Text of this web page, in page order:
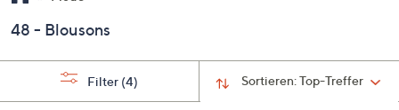
Pfeiltasten
nach
und
48 - Blousons
Sortieren:Top-Treffer
Filter (4)